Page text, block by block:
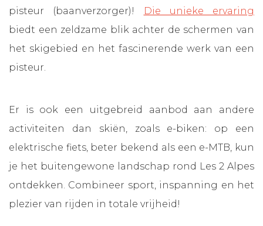
pisteur (baanverzorger)!
Die unieke ervaring
biedt een zeldzame blik achter de schermen van
het skigebied en het fascinerende werk van een
pisteur.
Er is ook een uitgebreid aanbod aan andere
activiteiten dan skiën, zoals e-biken: op een
elektrische fiets, beter bekend als een e-MTB, kun
je het buitengewone landschap rond Les 2 Alpes
ontdekken. Combineer sport, inspanning en het
plezier van rijden in totale vrijheid!